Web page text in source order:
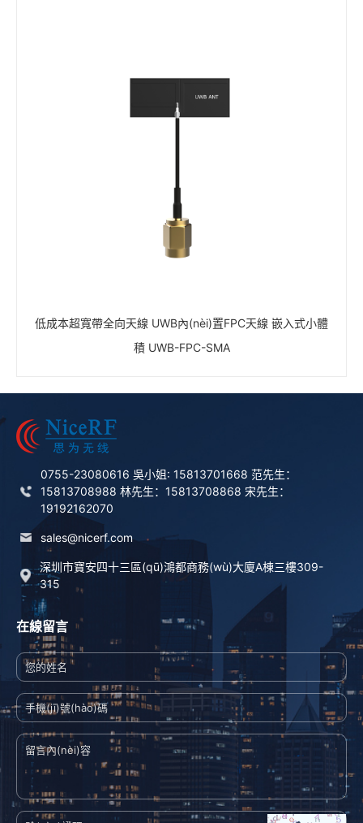
低成本超寬帶全向天線 UWB內(nèi)置FPC天線 嵌入式小體
積 UWB-FPC-SMA
0755-23080616 吳小姐: 15813701668 范先生：
15813708988 林先生：15813708868 宋先生：
19192162070
sales@nicerf.com
深圳市寶安四十三區(qū)鴻都商務(wù)大廈A棟三樓309-
315
在線留言